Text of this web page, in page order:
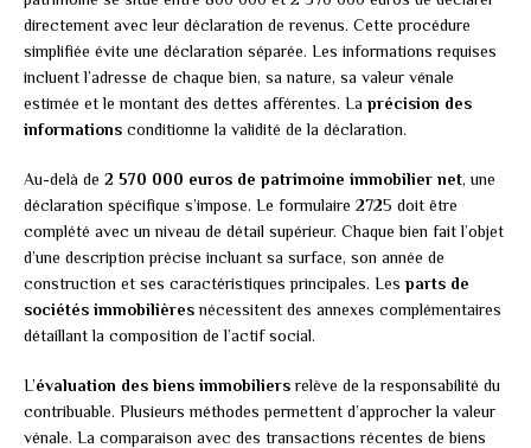
directement avec leur déclaration de revenus. Cette procédure
simplifiée évite une déclaration séparée. Les informations requises
incluent l’adresse de chaque bien, sa nature, sa valeur vénale
estimée et le montant des dettes afférentes. La précision des
informations conditionne la validité de la déclaration.
Au-delà de 2 570 000 euros de patrimoine immobilier net, une
déclaration spécifique s’impose. Le formulaire 2725 doit être
complété avec un niveau de détail supérieur. Chaque bien fait l’objet
d’une description précise incluant sa surface, son année de
construction et ses caractéristiques principales. Les parts de
sociétés immobilièresnécessitent des annexes complémentaires
détaillant la composition de l’actif social.
L’évaluation des biens immobiliersrelève de la responsabilité du
contribuable. Plusieurs méthodes permettent d’approcher la valeur
vénale. La comparaison avec des transactions récentes de biens